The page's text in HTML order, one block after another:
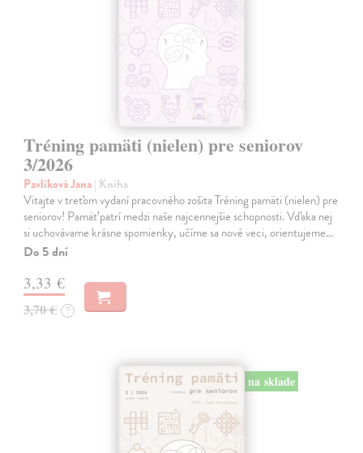
Tréning pamäti (nielen) pre seniorov
3/2026
Pavlíková Jana| Kniha
Vitajte v treťom vydaní pracovného zošita Tréning pamäti (nielen) pre
seniorov! Pamäť patrí medzi naše najcennejšie schopnosti. Vďaka nej
si uchovávame krásne spomienky, učíme sa nové veci, orientujeme…
Do 5 dní
3,33 €
3,70 € ?
na sklade